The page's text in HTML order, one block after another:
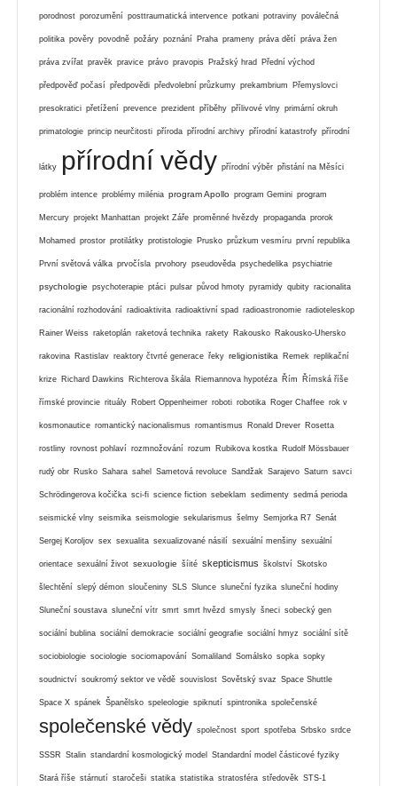
porodnost porozumění posttraumatická intervence potkani potraviny poválečná
politika pověry povodně požáry poznání Praha prameny práva dětí práva žen
práva zvířat pravěk pravice právo pravopis Pražský hrad Přední východ
předpověď počasí předpovědi předvolební průzkumy prekambrium Přemyslovci
presokratici přetížení prevence prezident příběhy přílivové vlny primární okruh
primatologie princip neurčitosti příroda přírodní archivy přírodní katastrofy přírodní
látky přírodní vědy přírodní výběr přistání na Měsíci
problém intence problémy milénia program Apollo program Gemini program
Mercury projekt Manhattan projekt Záře proměnné hvězdy propaganda prorok
Mohamed prostor protilátky protistologie Prusko průzkum vesmíru první republika
První světová válka prvočísla prvohory pseudověda psychedelika psychiatrie
psychologie psychoterapie ptáci pulsar původ hmoty pyramidy qubity racionalita
racionální rozhodování radioaktivita radioaktivní spad radioastronomie radioteleskop
Rainer Weiss raketoplán raketová technika rakety Rakousko Rakousko-Uhersko
rakovina Rastislav reaktory čtvrté generace řeky religionistika Remek replikační
krize Richard Dawkins Richterova škála Riemannova hypotéza Řím Římská říše
římské provincie rituály Robert Oppenheimer roboti robotika Roger Chaffee rok v
kosmonautice romantický nacionalismus romantismus Ronald Drever Rosetta
rostliny rovnost pohlaví rozmnožování rozum Rubikova kostka Rudolf Mössbauer
rudý obr Rusko Sahara sahel Sametová revoluce Sandžak Sarajevo Saturn savci
Schrödingerova kočička sci-fi science fiction sebeklam sedimenty sedmá perioda
seismické vlny seismika seismologie sekularismus šelmy Semjorka R7 Senát
Sergej Koroljov sex sexualita sexualizované násilí sexuální menšiny sexuální
orientace sexuální život sexuologie šíité skepticismus školství Skotsko
šlechtění slepý démon sloučeniny SLS Slunce sluneční fyzika sluneční hodiny
Sluneční soustava sluneční vítr smrt smrt hvězd smysly šneci sobecký gen
sociální bublina sociální demokracie sociální geografie sociální hmyz sociální sítě
sociobiologie sociologie sociomapování Somaliland Somálsko sopka sopky
soudnictví soukromý sektor ve vědě souvislost Sovětský svaz Space Shuttle
Space X spánek Španělsko speleologie spiknutí spintronika společenské
společenské vědy společnost sport spotřeba Srbsko srdce
SSSR Stalin standardní kosmologický model Standardní model částicové fyziky
Stará říše stárnutí staročeši statika statistika stratosféra středověk STS-1